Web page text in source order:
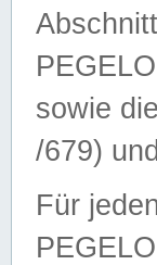
sowie
/679)
Für